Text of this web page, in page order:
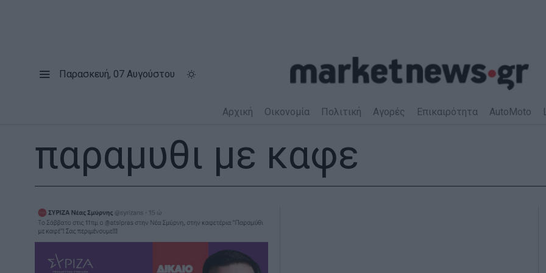
Παρασκευή, 07 Αυγούστου
Αρχική Οικονομία Πολιτική Αγορές Επικαιρότητα AutoMoto
παραμυθι με καφε